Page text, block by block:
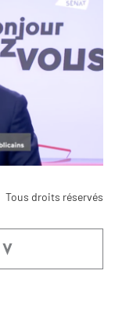
Tous droits réservés